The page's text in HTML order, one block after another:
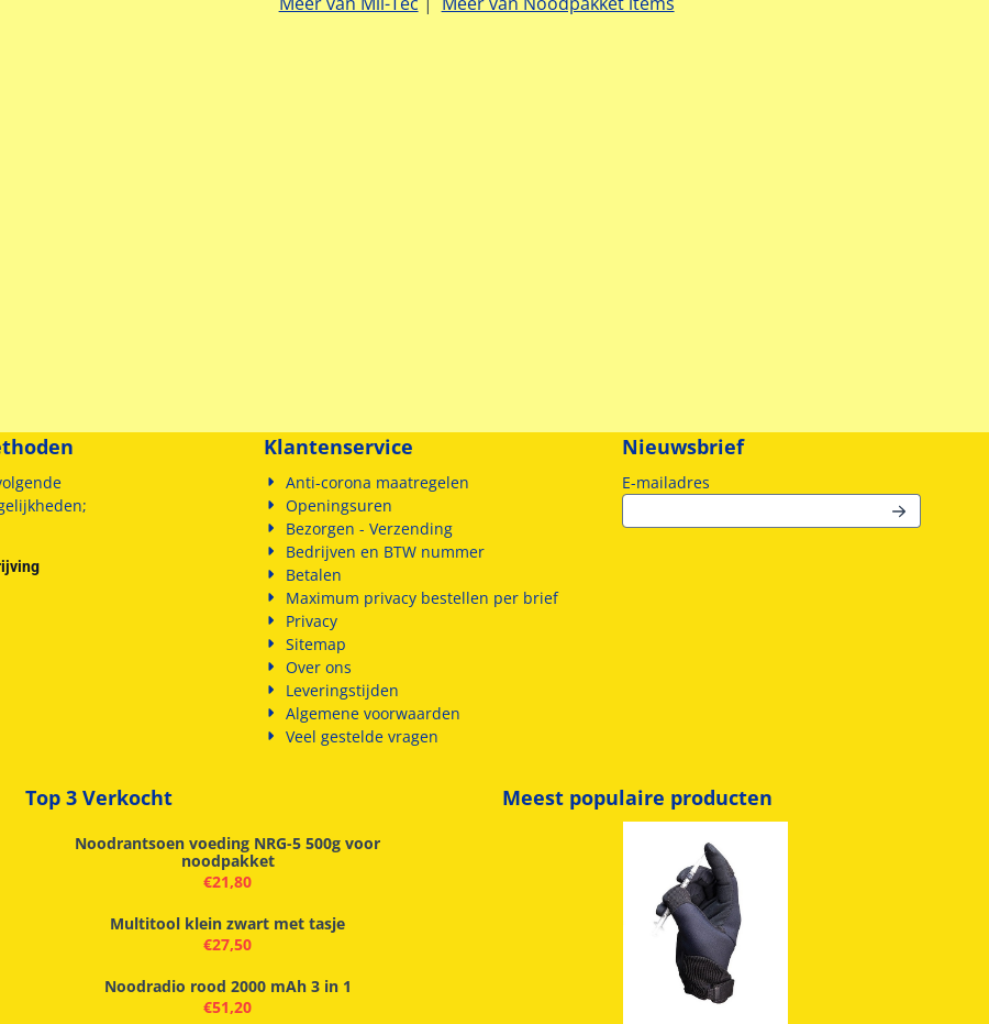
Klantenservice
Anti-corona maatregelen
Openingsuren
Bezorgen - Verzending
Bedrijven en BTW nummer
Betalen
Maximum privacy bestellen per brief
Privacy
Sitemap
Over ons
Leveringstijden
Algemene voorwaarden
Veel gestelde vragen
Nieuwsbrief
E-mailadresVul je e-mailadres in voor de
Top 3 Verkocht
Noodrantsoen voeding NRG-5 500g voor
noodpakket
€21,80
Multitool klein zwart met tasje
€27,50
Noodradio rood 2000 mAh 3 in 1
€51,20
Meest populaire producten